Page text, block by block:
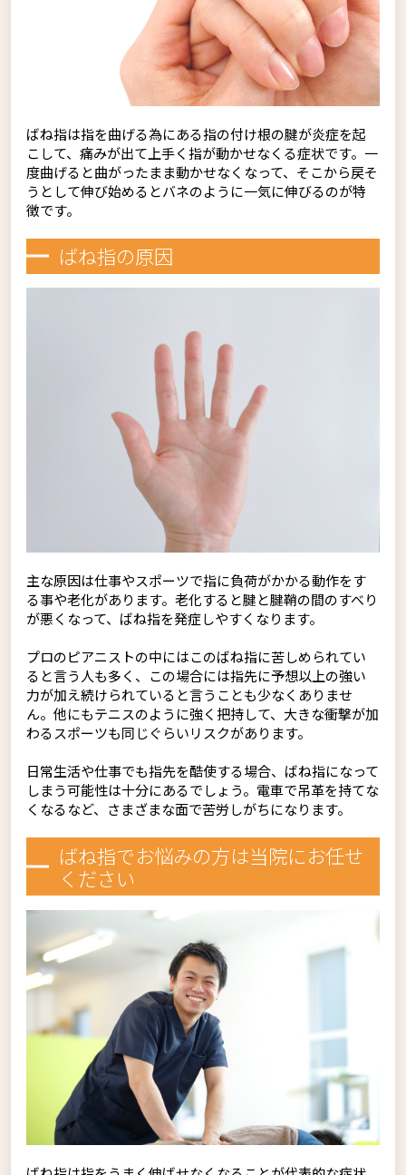
ばね指は指を曲げる為にある指の付け根の腱が炎症を起
こして、痛みが出て上手く指が動かせなくる症状です。一
度曲げると曲がったまま動かせなくなって、そこから戻そ
うとして伸び始めるとバネのように一気に伸びるのが特
徴です。
ばね指の原因
主な原因は仕事やスポーツで指に負荷がかかる動作をす
る事や老化があります。老化すると腱と腱鞘の間のすべり
が悪くなって、ばね指を発症しやすくなります。
プロのピアニストの中にはこのばね指に苦しめられてい
ると言う人も多く、この場合には指先に予想以上の強い
力が加え続けられていると言うことも少なくありませ
ん。他にもテニスのように強く把持して、大きな衝撃が加
わるスポーツも同じぐらいリスクがあります。
日常生活や仕事でも指先を酷使する場合、ばね指になって
しまう可能性は十分にあるでしょう。電車で吊革を持てな
くなるなど、さまざまな面で苦労しがちになります。
ばね指でお悩みの方は当院にお任せ
ください